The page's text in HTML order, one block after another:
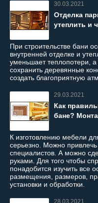
30.03.2021
Отделка
утеплить и
При строительстве бани
внутренней отделке и
уменьшает теплопотери,
сохранить деревянные
создать благоприятную
29.03.2021
Как
бане?
К изготовлению мебели
серьезно. Можно привлечь
специалистов. А можно
руками. Для того чтобы
понадобится изучить все
размещения, размеров,
установки и обработки.
28.03.2021